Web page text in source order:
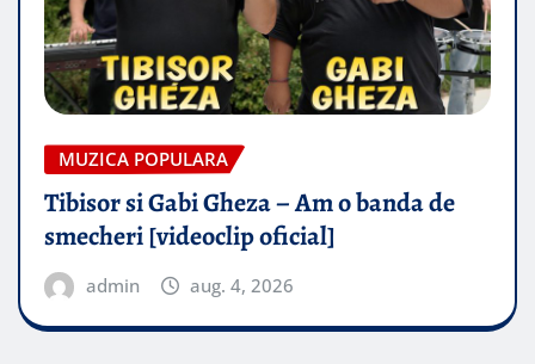
MUZICA POPULARA
Tibisor si Gabi Gheza – Am o banda de
smecheri [videoclip oficial]
admin aug. 4, 2026